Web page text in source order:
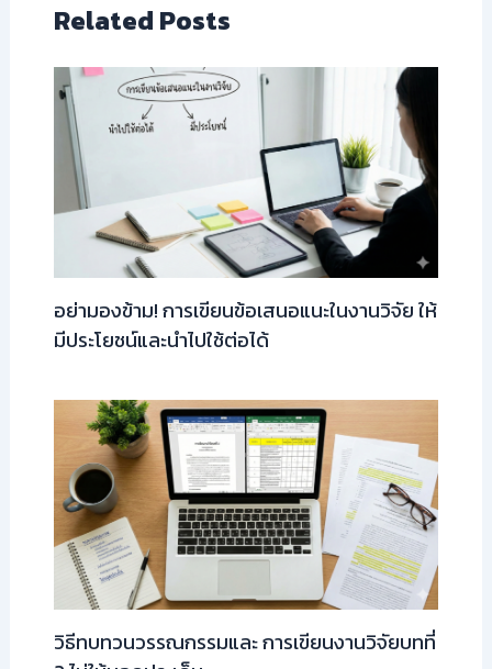
Related Posts
อย่ามองข้าม! การเขียนข้อเสนอแนะในงานวิจัย ให้
มีประโยชน์และนำไปใช้ต่อได้
วิธีทบทวนวรรณกรรมและ การเขียนงานวิจัยบทที่